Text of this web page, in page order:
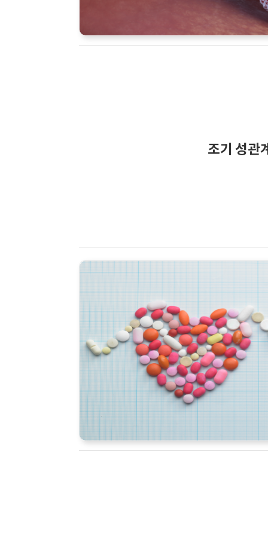
조기 성관